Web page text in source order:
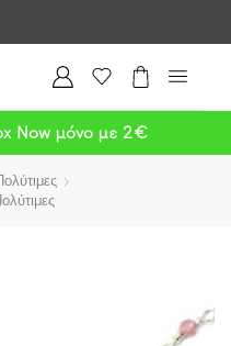
Now μόνο με 2€